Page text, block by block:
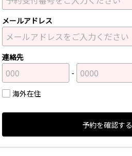
メールアドレス
連絡先
海外在住
予約を確認する